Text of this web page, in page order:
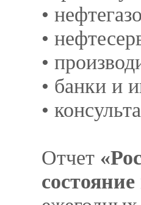
•
•
•
• банки и
•
Отчет